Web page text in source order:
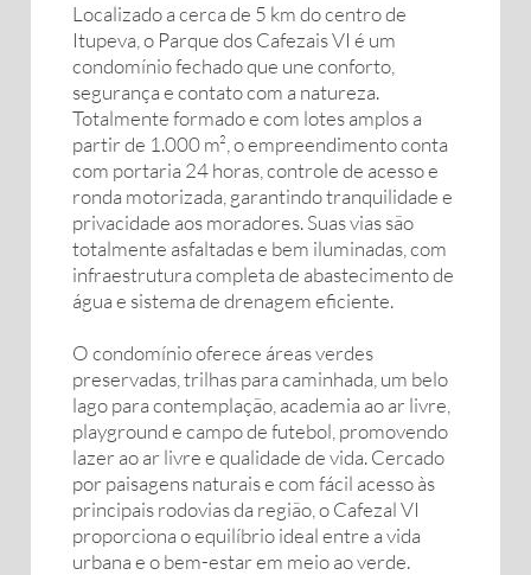
Localizado a cerca de 5 km do centro de
Itupeva, o Parque dos Cafezais VI é um
condomínio fechado que une conforto,
segurança e contato com a natureza.
Totalmente formado e com lotes amplos a
partir de 1.000 m², o empreendimento conta
com portaria 24 horas, controle de acesso e
ronda motorizada, garantindo tranquilidade e
privacidade aos moradores. Suas vias são
totalmente asfaltadas e bem iluminadas, com
infraestrutura completa de abastecimento de
água e sistema de drenagem eficiente.
O condomínio oferece áreas verdes
preservadas, trilhas para caminhada, um belo
lago para contemplação, academia ao ar livre,
playground e campo de futebol, promovendo
lazer ao ar livre e qualidade de vida. Cercado
por paisagens naturais e com fácil acesso às
principais rodovias da região, o Cafezal VI
proporciona o equilíbrio ideal entre a vida
urbana e o bem-estar em meio ao verde.